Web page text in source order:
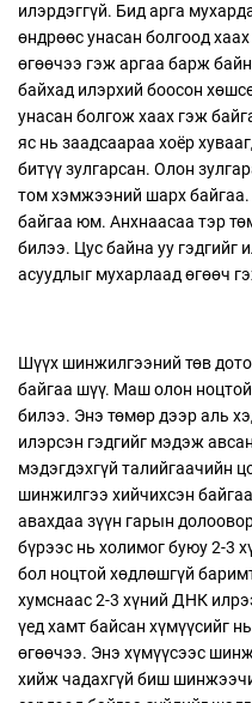
илэрдэггүй. Бид арга
өндрөөс унасан болгоод
өгөөчээ гэж аргаа барж
байхад илэрхий боосон
унасан болгож хаах гэж
яс нь заадсаараа хоёр
битүү зулгарсан. Олон
том хэмжээний шарх байгаа.
байгаа юм. Анхнаасаа тэр
билээ. Цус байна уу гэдгийг
асуудлыг мухарлаад өгөөч
Шүүх шинжилгээний төв
байгаа шүү. Маш олон
билээ. Энэ төмөр дээр аль
илэрсэн гэдгийг мэдэж
мэдэгдэхгүй талийгаачийн
шинжилгээ хийчихсэн
авахдаа зүүн гарын
бүрээс нь холимог буюу 2-3
бол ноцтой хөдлөшгүй
хумснаас 2-3 хүний ДНК
үед хамт байсан хүмүүсийг
өгөөчээ. Энэ хүмүүсээс
хийж чадахгүй биш